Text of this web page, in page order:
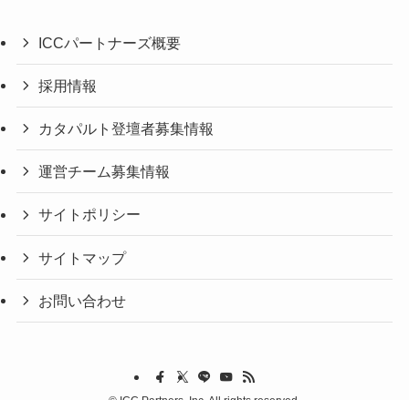
ICCパートナーズ概要
採用情報
カタパルト登壇者募集情報
運営チーム募集情報
サイトポリシー
サイトマップ
お問い合わせ